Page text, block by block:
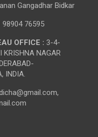
Gangadhar Bidkar
98904 76595
OFFICE : 3-4-
NAGAR
INDIA.